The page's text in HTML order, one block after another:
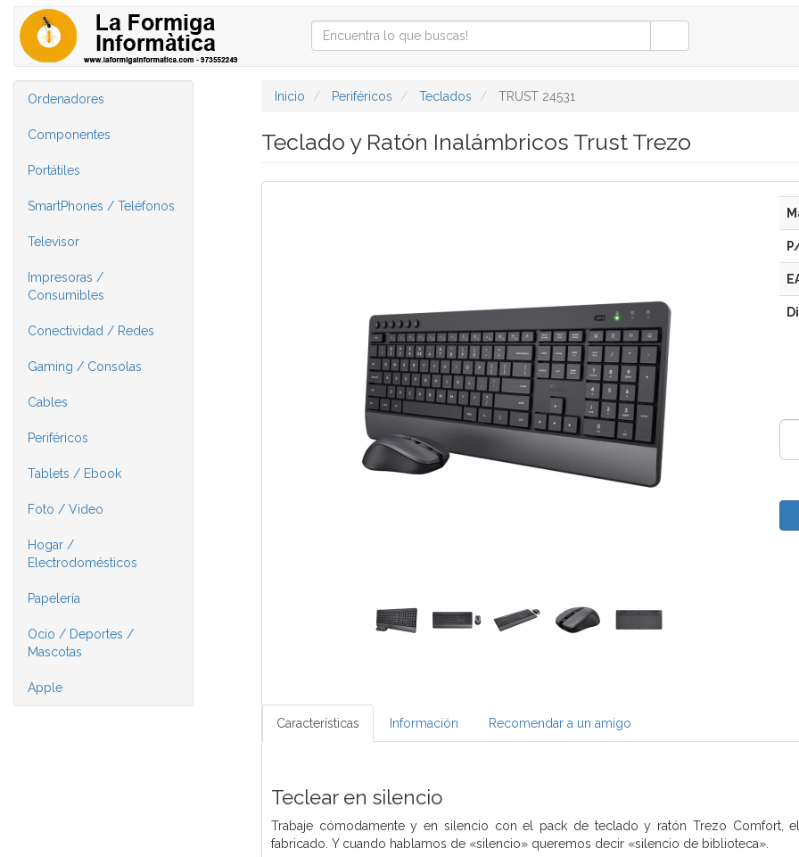
Ordenadores
Componentes
Portátiles
SmartPhones / Teléfonos
Televisor
Impresoras /
Consumibles
Conectividad / Redes
Gaming / Consolas
Cables
Periféricos
Tablets / Ebook
Foto / Video
Hogar /
Electrodomésticos
Papelería
Ocio / Deportes /
Mascotas
Apple
Inicio Periféricos Teclados TRUST 24531
Teclado y Ratón Inalámbricos Trust Trezo
Características Información Recomendar a un amigo
Teclear en silencio
Trabaje cómodamente y en silencio con el pack de teclado y ratón Trezo Comfort,
fabricado. Y cuando hablamos de «silencio» queremos decir «silencio de biblioteca».